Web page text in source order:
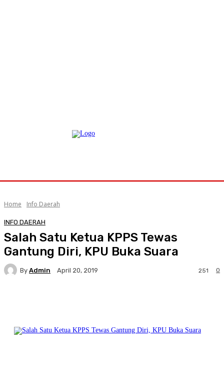
Home Info Daerah
INFO DAERAH
Salah Satu Ketua KPPS Tewas
Gantung Diri, KPU Buka Suara
By Admin April 20, 2019 0
251